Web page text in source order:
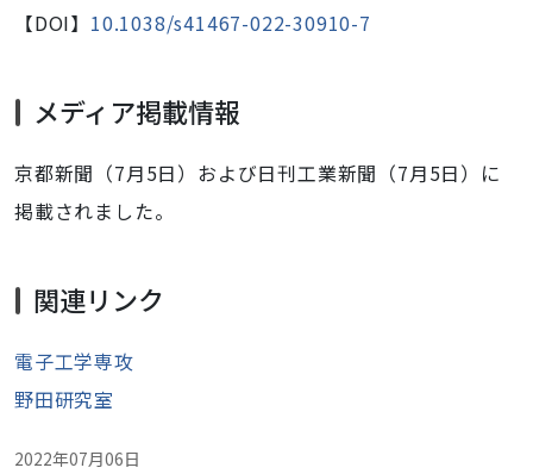
【DOI】 10.1038/s41467-022-30910-7
メディア掲載情報
京都新聞（7月5日）および日刊工業新聞（7月5日） に
掲載されました。
関連リンク
電子工学専攻
野田研究室
2022年07月06日